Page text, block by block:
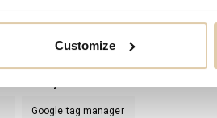
Customize
kotisivulla
Google tag manager